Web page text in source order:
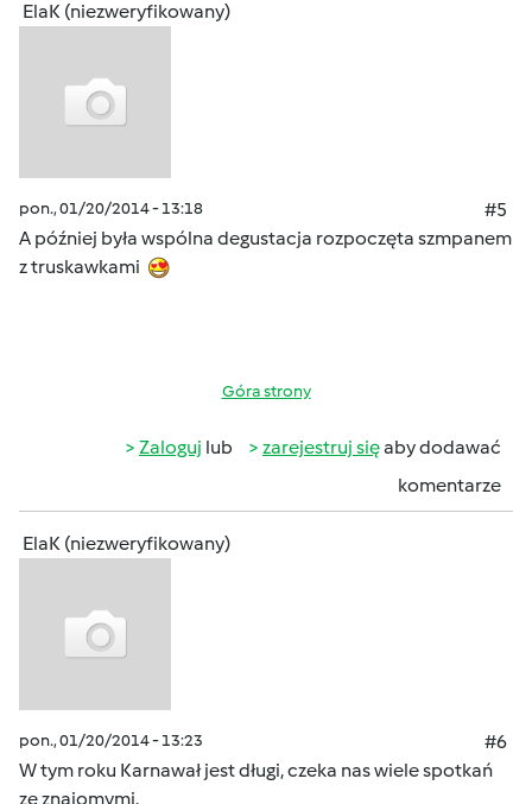
ElaK (niezweryfikowany)
pon., 01/20/2014 - 13:18
#5
A później była wspólna degustacja rozpoczęta szmpanem
z truskawkami
Góra strony
Zaloguj lub zarejestruj sięaby dodawać
komentarze
ElaK (niezweryfikowany)
pon., 01/20/2014 - 13:23
#6
W tym roku Karnawał jest długi, czeka nas wiele spotkań
ze znajomymi.